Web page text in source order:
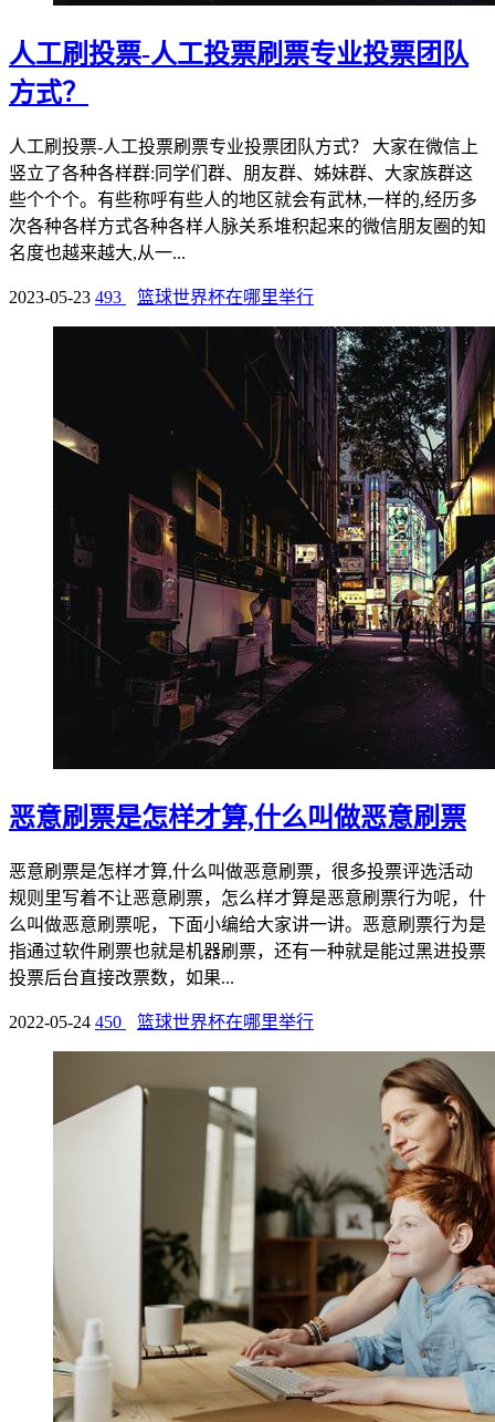
人工刷投票-人工投票刷票专业投票团队
方式？
人工刷投票-人工投票刷票专业投票团队方式？ 大家在微信上
竖立了各种各样群:同学们群、朋友群、姊妹群、大家族群这
些个个个。有些称呼有些人的地区就会有武林,一样的,经历多
次各种各样方式各种各样人脉关系堆积起来的微信朋友圈的知
名度也越来越大,从一...
2023-05-23 493 篮球世界杯在哪里举行
恶意刷票是怎样才算,什么叫做恶意刷票
恶意刷票是怎样才算,什么叫做恶意刷票，很多投票评选活动
规则里写着不让恶意刷票，怎么样才算是恶意刷票行为呢，什
么叫做恶意刷票呢，下面小编给大家讲一讲。恶意刷票行为是
指通过软件刷票也就是机器刷票，还有一种就是能过黑进投票
投票后台直接改票数，如果...
2022-05-24 450 篮球世界杯在哪里举行